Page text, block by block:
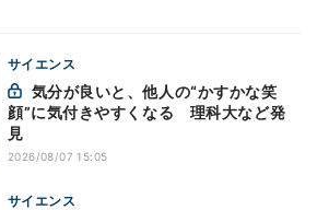
サイエンス
顔”に気付きやすくなる 理科大など発
見
2026/08/07 15:05
サイエンス